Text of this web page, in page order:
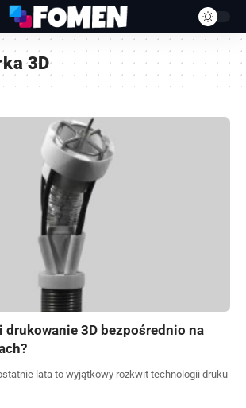
3D
drukowanie 3D bezpośrednio na
lata to wyjątkowy rozkwit technologii druku